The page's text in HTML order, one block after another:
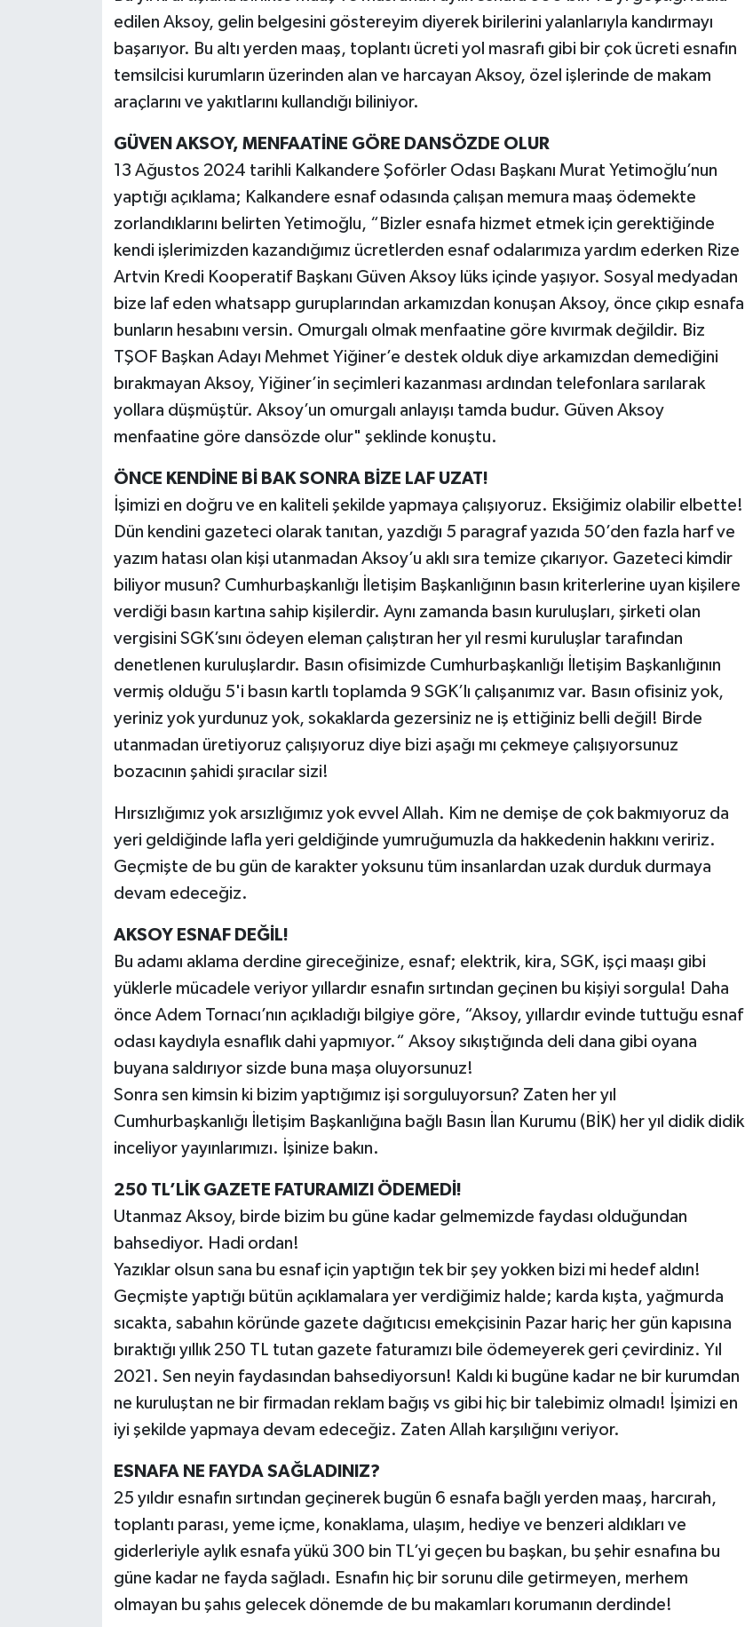
edilen Aksoy, gelin belgesini göstereyim diyerek birilerini yalanlarıyla kandırmayı
başarıyor. Bu altı yerden maaş, toplantı ücreti yol masrafı gibi bir çok ücreti esnafın
temsilcisi kurumların üzerinden alan ve harcayan Aksoy, özel işlerinde de makam
araçlarını ve yakıtlarını kullandığı biliniyor.
GÜVEN AKSOY, MENFAATİNE GÖRE DANSÖZDE OLUR
13 Ağustos 2024 tarihli Kalkandere Şoförler Odası Başkanı Murat Yetimoğlu’nun
yaptığı açıklama; Kalkandere esnaf odasında çalışan memura maaş ödemekte
zorlandıklarını belirten Yetimoğlu, “Bizler esnafa hizmet etmek için gerektiğinde
kendi işlerimizden kazandığımız ücretlerden esnaf odalarımıza yardım ederken Rize
Artvin Kredi Kooperatif Başkanı Güven Aksoy lüks içinde yaşıyor. Sosyal medyadan
bize laf eden whatsapp guruplarından arkamızdan konuşan Aksoy, önce çıkıp esnafa
bunların hesabını versin. Omurgalı olmak menfaatine göre kıvırmak değildir. Biz
TŞOF Başkan Adayı Mehmet Yiğiner’e destek olduk diye arkamızdan demediğini
bırakmayan Aksoy, Yiğiner’in seçimleri kazanması ardından telefonlara sarılarak
yollara düşmüştür. Aksoy’un omurgalı anlayışı tamda budur. Güven Aksoy
menfaatine göre dansözde olur" şeklinde konuştu.
ÖNCE KENDİNE Bİ BAK SONRA BİZE LAF UZAT!
İşimizi en doğru ve en kaliteli şekilde yapmaya çalışıyoruz. Eksiğimiz olabilir elbette!
Dün kendini gazeteci olarak tanıtan, yazdığı 5 paragraf yazıda 50’den fazla harf ve
yazım hatası olan kişi utanmadan Aksoy’u aklı sıra temize çıkarıyor. Gazeteci kimdir
biliyor musun? Cumhurbaşkanlığı İletişim Başkanlığının basın kriterlerine uyan kişilere
verdiği basın kartına sahip kişilerdir. Aynı zamanda basın kuruluşları, şirketi olan
vergisini SGK’sını ödeyen eleman çalıştıran her yıl resmi kuruluşlar tarafından
denetlenen kuruluşlardır. Basın ofisimizde Cumhurbaşkanlığı İletişim Başkanlığının
vermiş olduğu 5'i basın kartlı toplamda 9 SGK’lı çalışanımız var. Basın ofisiniz yok,
yeriniz yok yurdunuz yok, sokaklarda gezersiniz ne iş ettiğiniz belli değil! Birde
utanmadan üretiyoruz çalışıyoruz diye bizi aşağı mı çekmeye çalışıyorsunuz
bozacının şahidi şıracılar sizi!
Hırsızlığımız yok arsızlığımız yok evvel Allah. Kim ne demişe de çok bakmıyoruz da
yeri geldiğinde lafla yeri geldiğinde yumruğumuzla da hakkedenin hakkını veririz.
Geçmişte de bu gün de karakter yoksunu tüm insanlardan uzak durduk durmaya
devam edeceğiz.
AKSOY ESNAF DEĞİL!
Bu adamı aklama derdine gireceğinize, esnaf; elektrik, kira, SGK, işçi maaşı gibi
yüklerle mücadele veriyor yıllardır esnafın sırtından geçinen bu kişiyi sorgula! Daha
önce Adem Tornacı’nın açıkladığı bilgiye göre, “Aksoy, yıllardır evinde tuttuğu esnaf
odası kaydıyla esnaflık dahi yapmıyor.“ Aksoy sıkıştığında deli dana gibi oyana
buyana saldırıyor sizde buna maşa oluyorsunuz!
Sonra sen kimsin ki bizim yaptığımız işi sorguluyorsun? Zaten her yıl
Cumhurbaşkanlığı İletişim Başkanlığına bağlı Basın İlan Kurumu (BİK) her yıl didik didik
inceliyor yayınlarımızı. İşinize bakın.
250 TL’LİK GAZETE FATURAMIZI ÖDEMEDİ!
Utanmaz Aksoy, birde bizim bu güne kadar gelmemizde faydası olduğundan
bahsediyor. Hadi ordan!
Yazıklar olsun sana bu esnaf için yaptığın tek bir şey yokken bizi mi hedef aldın!
Geçmişte yaptığı bütün açıklamalara yer verdiğimiz halde; karda kışta, yağmurda
sıcakta, sabahın köründe gazete dağıtıcısı emekçisinin Pazar hariç her gün kapısına
bıraktığı yıllık 250 TL tutan gazete faturamızı bile ödemeyerek geri çevirdiniz. Yıl
2021. Sen neyin faydasından bahsediyorsun! Kaldı ki bugüne kadar ne bir kurumdan
ne kuruluştan ne bir firmadan reklam bağış vs gibi hiç bir talebimiz olmadı! İşimizi en
iyi şekilde yapmaya devam edeceğiz. Zaten Allah karşılığını veriyor.
ESNAFA NE FAYDA SAĞLADINIZ?
25 yıldır esnafın sırtından geçinerek bugün 6 esnafa bağlı yerden maaş, harcırah,
toplantı parası, yeme içme, konaklama, ulaşım, hediye ve benzeri aldıkları ve
giderleriyle aylık esnafa yükü 300 bin TL’yi geçen bu başkan, bu şehir esnafına bu
güne kadar ne fayda sağladı. Esnafın hiç bir sorunu dile getirmeyen, merhem
olmayan bu şahıs gelecek dönemde de bu makamları korumanın derdinde!